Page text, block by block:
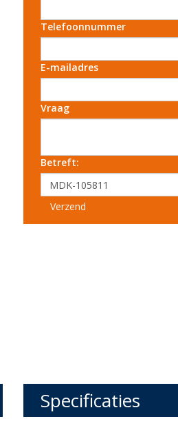
Telefoonnummer
E-mailadres
Vraag
Betreft:
Verzend
Specificaties